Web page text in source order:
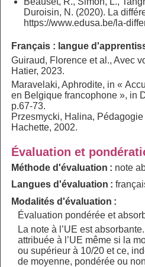
Duroisin, N. (2020). La
https://www.edusa.be/la-
Français : langue
Guiraud, Florence et al., Avec
Hatier, 2023.
Maravelaki, Aphrodite, in «
en Belgique francophone », in
p.67-73.
Przesmycki, Halina,
Hachette, 2002.
Évaluation et
Méthode d'évaluation : note
Langues d'évaluation :
Modalités d'évaluation :
Évaluation pondérée et
La note à l’UE est
attribuée à l’UE même si la
ou supérieur à 10/20 et ce,
de moyenne, pondérée ou